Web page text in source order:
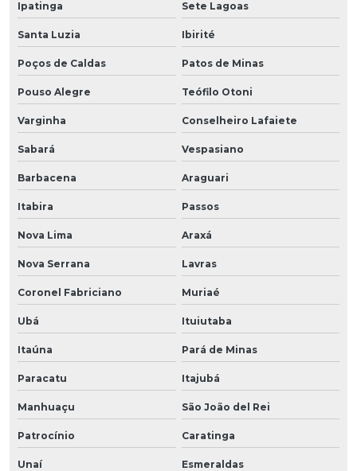
Ipatinga Sete Lagoas
Santa Luzia Ibirité
Poços de Caldas Patos de Minas
Pouso Alegre Teófilo Otoni
Varginha Conselheiro Lafaiete
Sabará Vespasiano
Barbacena Araguari
Itabira Passos
Nova Lima Araxá
Nova Serrana Lavras
Coronel Fabriciano Muriaé
Ubá Ituiutaba
Itaúna Pará de Minas
Paracatu Itajubá
Manhuaçu São João del Rei
Patrocínio Caratinga
Unaí Esmeraldas